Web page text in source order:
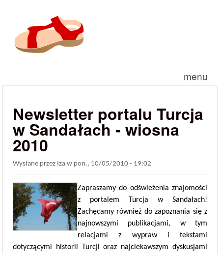
menu
Newsletter portalu Turcja
w Sandałach - wiosna
2010
Wysłane przez Iza w pon., 10/05/2010 - 19:02
Zapraszamy do odświeżenia znajomości
z portalem Turcja w Sandałach!
Zachęcamy również do zapoznania się z
najnowszymi publikacjami, w tym
relacjami z wypraw i tekstami
dotyczącymi historii Turcji oraz najciekawszym dyskusjami